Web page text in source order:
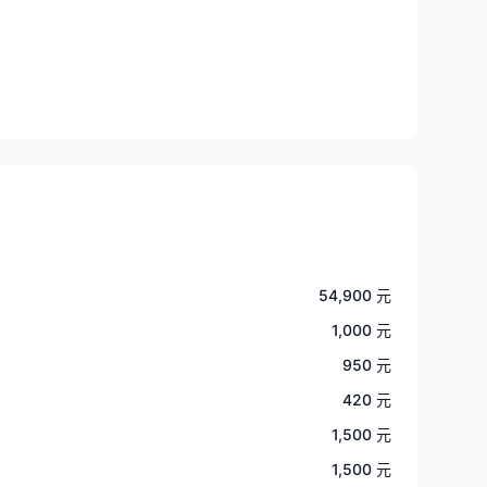
54,900 元
1,000 元
950 元
420 元
1,500 元
1,500 元